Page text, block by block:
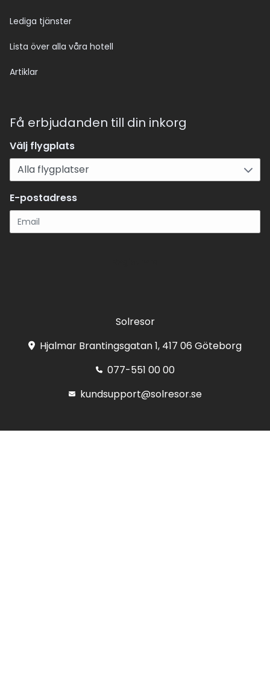
Lediga tjänster
Lista över alla våra hotell
Artiklar
Få erbjudanden till din inkorg
Välj flygplats
E-postadress
Solresor
Hjalmar Brantingsgatan 1, 417 06 Göteborg
077-551 00 00
kundsupport@solresor.se